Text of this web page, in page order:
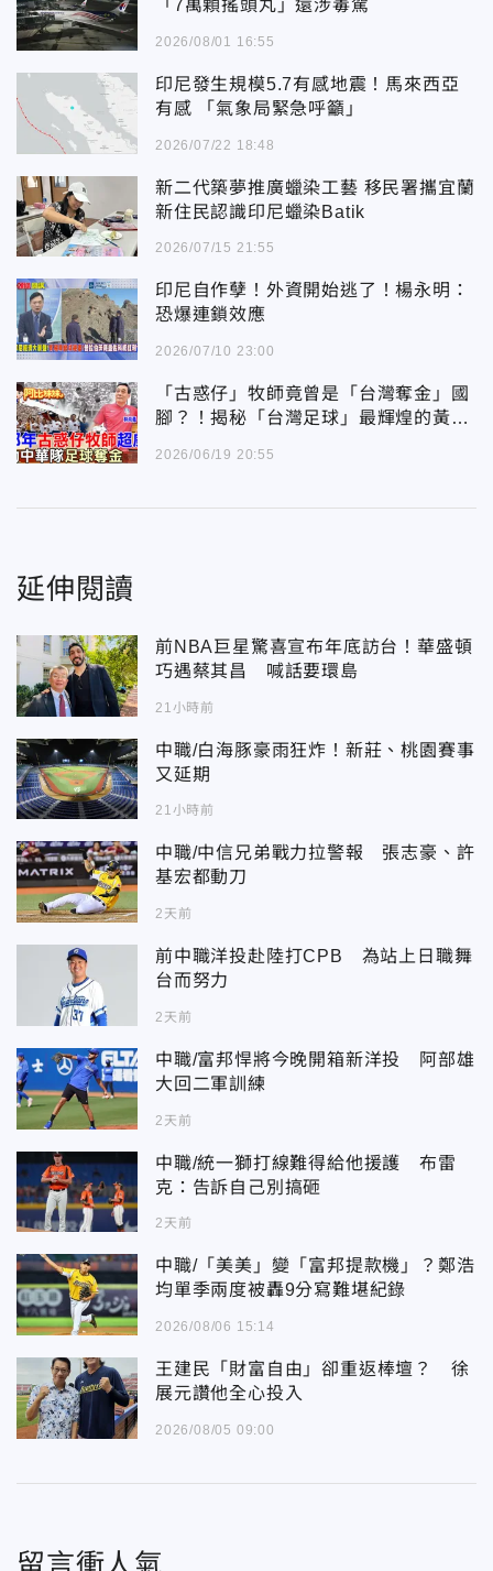
「7萬顆搖頭丸」還涉毒駕
2026/08/01 16:55
印尼發生規模5.7有感地震！馬來西亞
有感 「氣象局緊急呼籲」
2026/07/22 18:48
新二代築夢推廣蠟染工藝 移民署攜宜蘭
新住民認識印尼蠟染Batik
2026/07/15 21:55
印尼自作孽！外資開始逃了！楊永明：
恐爆連鎖效應
2026/07/10 23:00
「古惑仔」牧師竟曾是「台灣奪金」國
腳？！揭秘「台灣足球」最輝煌的黃金
2026/06/19 20:55
延伸閱讀
前NBA巨星驚喜宣布年底訪台！華盛頓
巧遇蔡其昌 喊話要環島
21小時前
中職/白海豚豪雨狂炸！新莊、桃園賽事
又延期
21小時前
中職/中信兄弟戰力拉警報 張志豪、許
基宏都動刀
2天前
前中職洋投赴陸打CPB 為站上日職舞
台而努力
2天前
中職/富邦悍將今晚開箱新洋投 阿部雄
大回二軍訓練
2天前
中職/統一獅打線難得給他援護 布雷
克：告訴自己別搞砸
2天前
中職/「美美」變「富邦提款機」？鄭浩
均單季兩度被轟9分寫難堪紀錄
2026/08/06 15:14
王建民「財富自由」卻重返棒壇？ 徐
展元讚他全心投入
2026/08/05 09:00
留言衝人氣